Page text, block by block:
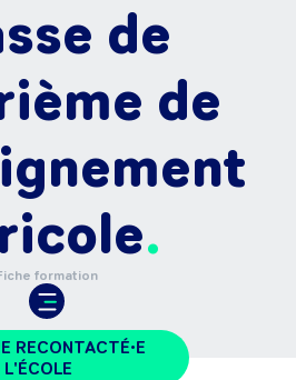
de
de
formation
RECONTACTÉ•E
L'ÉCOLE